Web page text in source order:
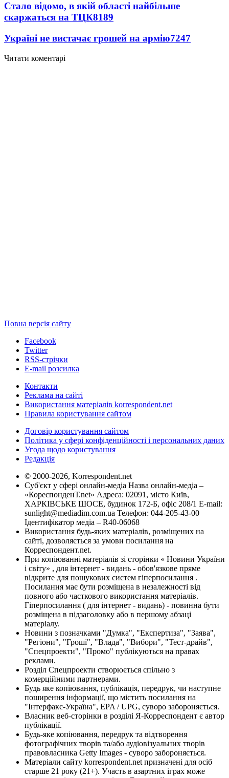
Стало відомо, в якій області найбільше
скаржаться на ТЦК8189
Україні не вистачає грошей на армію7247
Читати коментарі
Повна версія сайту
Facebook
Twitter
RSS-стрічки
E-mail розсилка
Контакти
Реклама на сайті
Використання матеріалів korrespondent.net
Правила користування сайтом
Договір користування сайтом
Політика у сфері конфіденційності і персональних даних
Угода щодо користування
Редакція
© 2000-2026, Korrespondent.net
Суб'єкт у сфері онлайн-медіа Назва онлайн-медіа –
«КореспонденТ.net» Адреса: 02091, місто Київ,
ХАРКІВСЬКЕ ШОСЕ, будинок 172-Б, офіс 208/1 E-mail:
sunlight@mediadim.com.ua Телефон: 044-205-43-00
Ідентифікатор медіа – R40-06068
Використання будь-яких матеріалів, розміщених на
сайті, дозволяється за умови посилання на
Корреспондент.net.
При копіюванні матеріалів зі сторінки « Новини України
і світу» , для інтернет - видань - обов'язкове пряме
відкрите для пошукових систем гіперпосилання .
Посилання має бути розміщена в незалежності від
повного або часткового використання матеріалів.
Гіперпосилання ( для інтернет - видань) - повинна бути
розміщена в підзаголовку або в першому абзаці
матеріалу.
Новини з позначками "Думка", "Експертиза", "Заява",
"Регіони", "Гроші", "Влада", "Вибори", "Тест-драйв",
"Спецпроекти", "Промо" публікуються на правах
реклами.
Розділ Спецпроекти створюється спільно з
комерційними партнерами.
Будь яке копіювання, публікація, передрук, чи наступне
поширення інформації, що містить посилання на
"Інтерфакс-Україна", EPA / UPG, суворо забороняється.
Власник веб-сторінки в розділі Я-Корреспондент є автор
публікації.
Будь-яке копіювання, передрук та відтворення
фотографічних творів та/або аудіовізуальних творів
правовласника Getty Images - суворо забороняється.
Матеріали сайту korrespondent.net призначені для осіб
старше 21 року (21+). Участь в азартних іграх може